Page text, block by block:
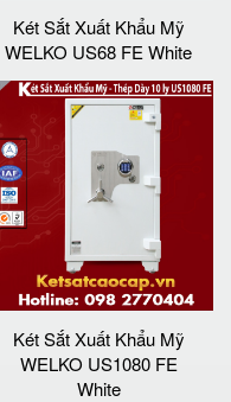
Két Sắt Xuất Khẩu Mỹ
WELKO US68 FE White
Két Sắt Xuất Khẩu Mỹ
WELKO US1080 FE
White